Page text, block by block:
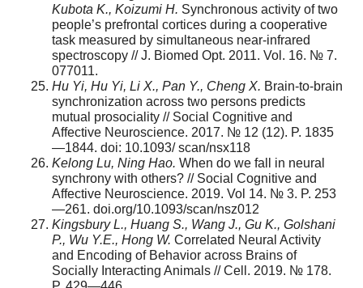
Kubota K., Koizumi H. Synchronous activity of two
people’s prefrontal cortices during a cooperative
task measured by simultaneous near-infrared
spectroscopy // J. Biomed Opt. 2011. Vol. 16. № 7.
077011.
Hu Yi, Hu Yi, Li X., Pan Y., Cheng X. Brain-to-brain
synchronization across two persons predicts
mutual prosociality // Social Cognitive and
Affective Neuroscience. 2017. № 12 (12). P. 1835
—1844. doi: 10.1093/ scan/nsx118
Kelong Lu, Ning Hao. When do we fall in neural
synchrony with others? // Social Cognitive and
Affective Neuroscience. 2019. Vol 14. № 3. P. 253
—261. doi.org/10.1093/scan/nsz012
Kingsbury L., Huang S., Wang J., Gu K., Golshani
P., Wu Y.E., Hong W. Correlated Neural Activity
and Encoding of Behavior across Brains of
Socially Interacting Animals // Cell. 2019. № 178.